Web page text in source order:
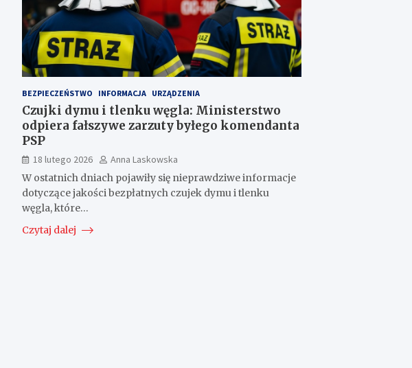
BEZPIECZEŃSTWO INFORMACJA URZĄDZENIA
Czujki dymu i tlenku węgla: Ministerstwo
odpiera fałszywe zarzuty byłego komendanta
PSP
18 lutego 2026
Anna Laskowska
W ostatnich dniach pojawiły się nieprawdziwe informacje
dotyczące jakości bezpłatnych czujek dymu i tlenku
węgla, które…
Czytaj dalej